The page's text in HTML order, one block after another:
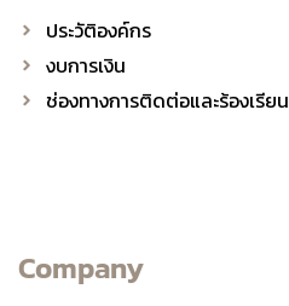
ประวัติองค์กร
งบการเงิน
ช่องทางการติดต่อและร้องเรียน
Company